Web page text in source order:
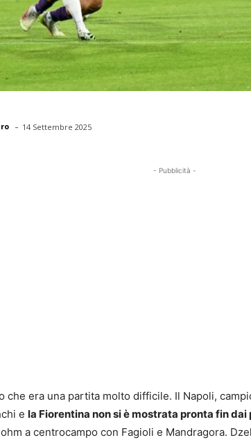
- 14 Settembre 2025
- Pubblicità -
che era una partita molto difficile. Il Napoli,
e la Fiorentina non si è mostrata pronta fin
a centrocampo con Fagioli e Mandragora.